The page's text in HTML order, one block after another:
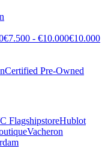
€7.500 - €10.000€10.000
Certified Pre-Owned
FlagshipstoreHublot
Vacheron